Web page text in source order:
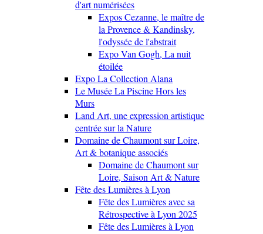
d'art numérisées
Expos Cezanne, le maître de
la Provence & Kandinsky,
l'odyssée de l'abstrait
Expo Van Gogh, La nuit
étoilée
Expo La Collection Alana
Le Musée La Piscine Hors les
Murs
Land Art, une expression artistique
centrée sur la Nature
Domaine de Chaumont sur Loire,
Art & botanique associés
Domaine de Chaumont sur
Loire, Saison Art & Nature
Fête des Lumières à Lyon
Fête des Lumières avec sa
Rétrospective à Lyon 2025
Fête des Lumières à Lyon